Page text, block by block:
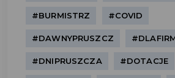
#BURMISTRZ #COVID
#DAWNYPRUSZCZ
#DNIPRUSZCZA #DOTACJE